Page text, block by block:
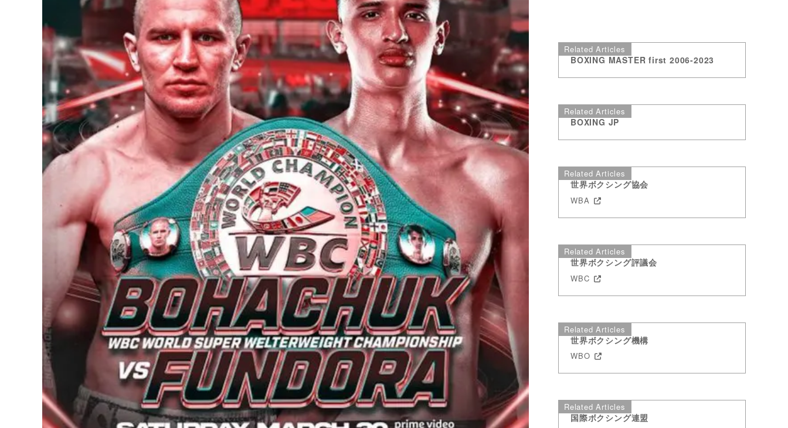
Related Articles
BOXING MASTER first 2006-2023
Related Articles
BOXING JP
Related Articles
世界ボクシング協会
WBA
Related Articles
世界ボクシング評議会
WBC
Related Articles
世界ボクシング機構
WBO
Related Articles
国際ボクシング連盟